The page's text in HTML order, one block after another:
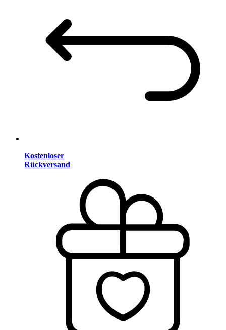
Kostenloser
Rückversand